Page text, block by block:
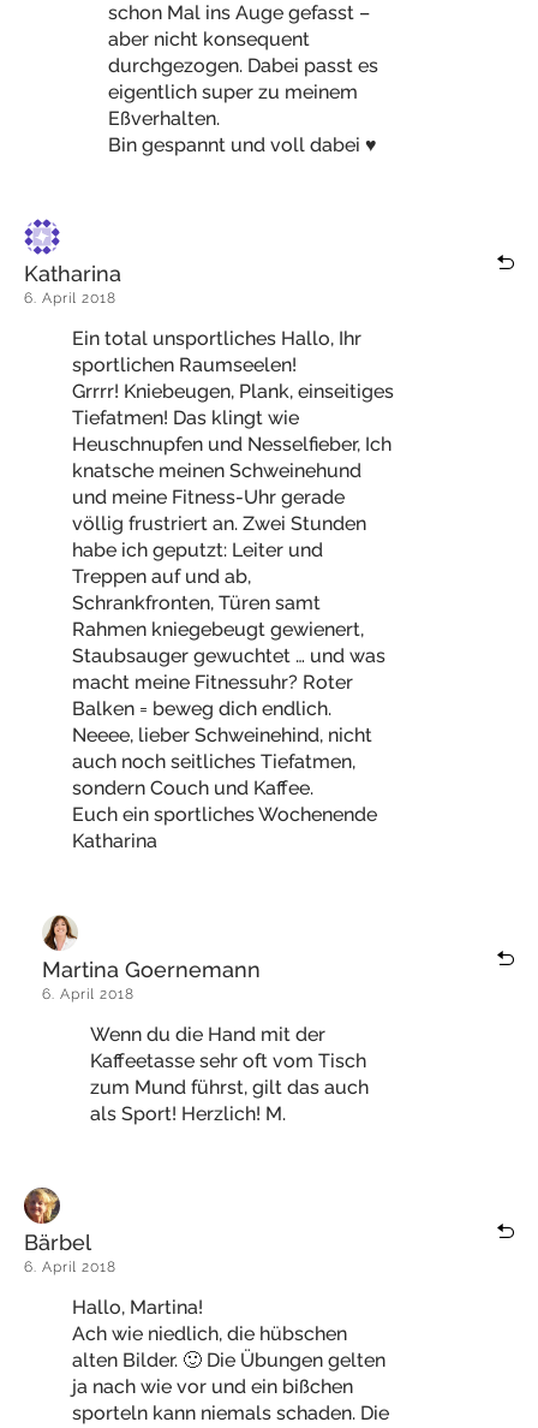
schon Mal ins Auge gefasst –
aber nicht konsequent
durchgezogen. Dabei passt es
eigentlich super zu meinem
Eßverhalten.
Bin gespannt und voll dabei ♥️
Katharina
6. April 2018
Ein total unsportliches Hallo, Ihr
sportlichen Raumseelen!
Grrrr! Kniebeugen, Plank, einseitiges
Tiefatmen! Das klingt wie
Heuschnupfen und Nesselfieber, Ich
knatsche meinen Schweinehund
und meine Fitness-Uhr gerade
völlig frustriert an. Zwei Stunden
habe ich geputzt: Leiter und
Treppen auf und ab,
Schrankfronten, Türen samt
Rahmen kniegebeugt gewienert,
Staubsauger gewuchtet … und was
macht meine Fitnessuhr? Roter
Balken = beweg dich endlich.
Neeee, lieber Schweinehind, nicht
auch noch seitliches Tiefatmen,
sondern Couch und Kaffee.
Euch ein sportliches Wochenende
Katharina
Martina Goernemann
6. April 2018
Wenn du die Hand mit der
Kaffeetasse sehr oft vom Tisch
zum Mund führst, gilt das auch
als Sport! Herzlich! M.
Bärbel
6. April 2018
Hallo, Martina!
Ach wie niedlich, die hübschen
alten Bilder. 🙂 Die Übungen gelten
ja nach wie vor und ein bißchen
sporteln kann niemals schaden. Die